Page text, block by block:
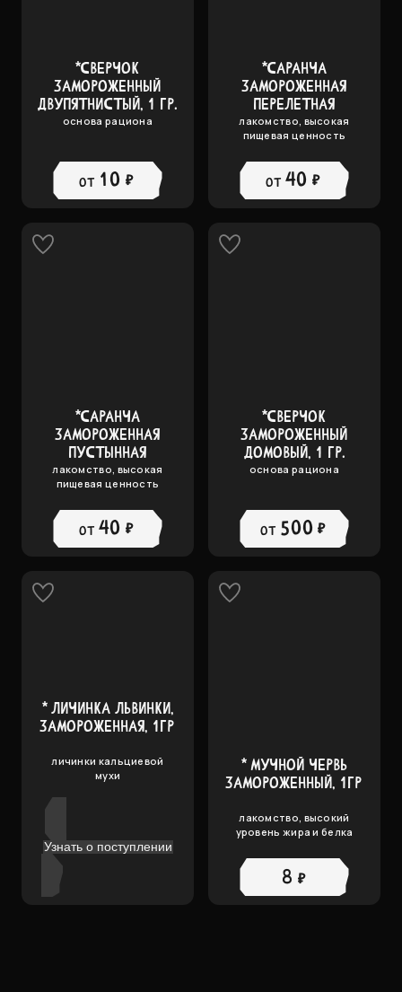
*СВЕРЧОК
ЗАМОРОЖЕННЫЙ
ДВУПЯТНИСТЫЙ, 1 ГР.
основа рациона
от 10 ₽
*САРАНЧА
ЗАМОРОЖЕННАЯ
ПЕРЕЛЕТНАЯ
лакомство, высокая
пищевая ценность
от40 ₽
*САРАНЧА
ЗАМОРОЖЕННАЯ
ПУСТЫННАЯ
лакомство, высокая
пищевая ценность
от40 ₽
*СВЕРЧОК
ЗАМОРОЖЕННЫЙ
ДОМОВЫЙ, 1 ГР.
основа рациона
от 500 ₽
* ЛИЧИНКА ЛЬВИНКИ,
ЗАМОРОЖЕННАЯ, 1ГР
личинки кальциевой
мухи
Узнать о поступлении
* МУЧНОЙ ЧЕРВЬ
ЗАМОРОЖЕННЫЙ, 1ГР
лакомство, высокий
уровень жира и белка
8 ₽